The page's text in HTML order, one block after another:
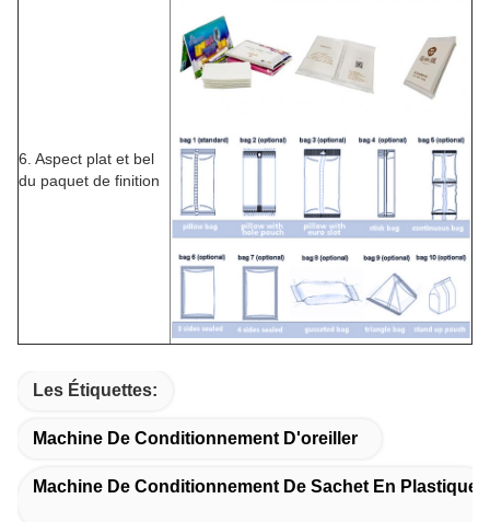
6. Aspect plat et bel
du paquet de finition
Les Étiquettes:
Machine De Conditionnement D'oreiller
Machine De Conditionnement De Sachet En Plastique